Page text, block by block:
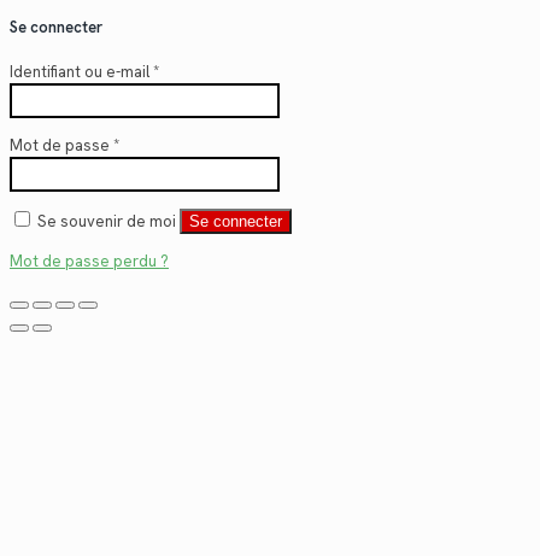
Se connecter
Identifiant ou e-mail*
Mot de passe *
Se souvenir de moi Se connecter
Mot de passe perdu ?